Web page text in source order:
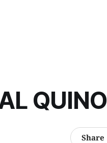
QUINO
Share